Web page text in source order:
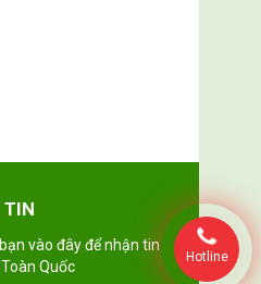
TIN
vào đây để nhận tin
Quốc
Hotline